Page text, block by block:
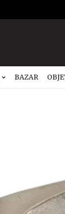
BAZAR